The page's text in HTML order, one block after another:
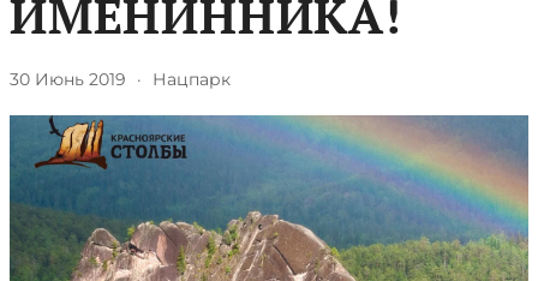
ИМЕНИННИКА!
30 Июнь 2019 · Нацпарк